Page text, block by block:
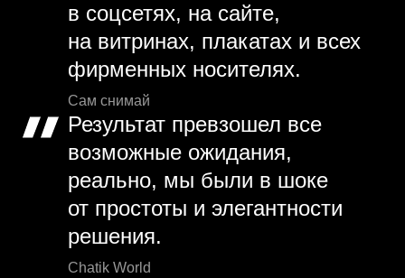
в соцсетях, на сайте,
на витринах, плакатах и всех
фирменных носителях.
Сам снимай
Результат превзошел все
возможные ожидания,
реально, мы были в шоке
от простоты и элегантности
решения.
Chatik World